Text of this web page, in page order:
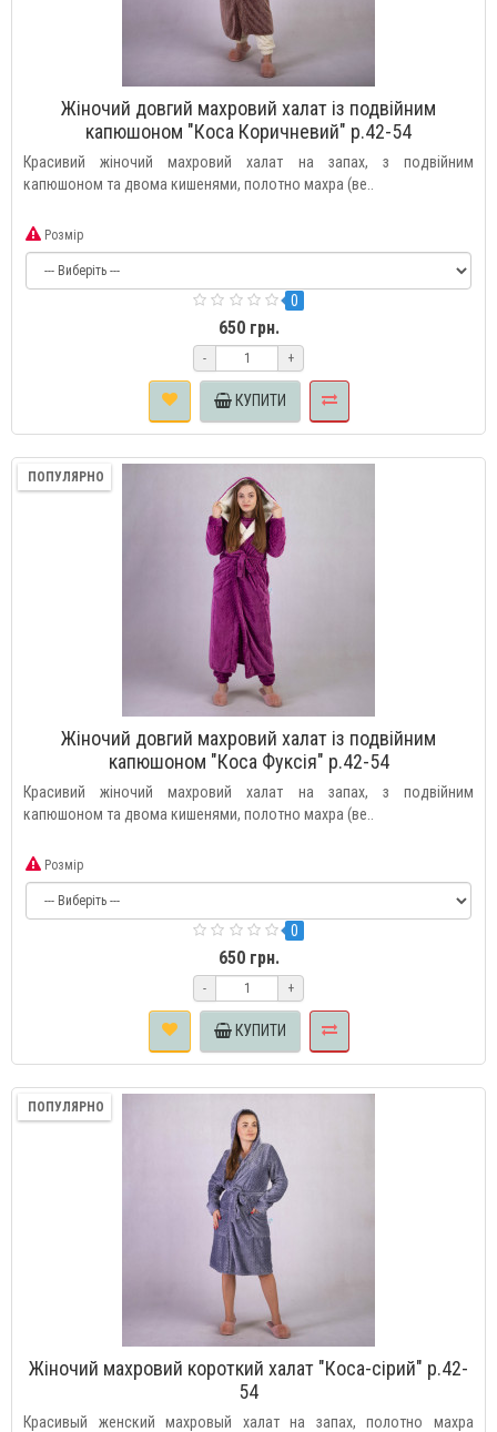
Жіночий довгий махровий халат із подвійним
капюшоном "Коса Коричневий" р.42-54
Красивий жіночий махровий халат на запах, з подвійним
капюшоном та двома кишенями, полотно махра (ве..
Розмір
0
650 грн.
- +
КУПИТИ
ПОПУЛЯРНО
Жіночий довгий махровий халат із подвійним
капюшоном "Коса Фуксія" р.42-54
Красивий жіночий махровий халат на запах, з подвійним
капюшоном та двома кишенями, полотно махра (ве..
Розмір
0
650 грн.
- +
КУПИТИ
ПОПУЛЯРНО
Жіночий махровий короткий халат "Коса-сірий" р.42-
54
Красивый женский махровый халат на запах, полотно махра